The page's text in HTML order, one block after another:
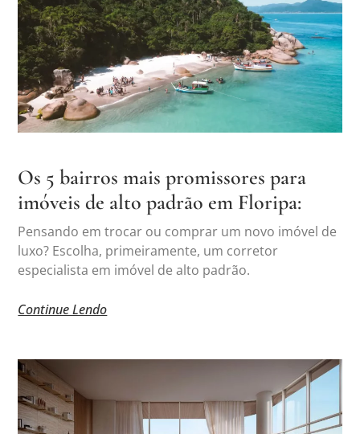
Os 5 bairros mais promissores para
imóveis de alto padrão em Floripa:
Pensando em trocar ou comprar um novo imóvel de
luxo? Escolha, primeiramente, um corretor
especialista em imóvel de alto padrão.
Continue Lendo